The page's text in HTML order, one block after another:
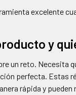
excelente
y
un reto. Necesita
perfecta. Estas
rápida y